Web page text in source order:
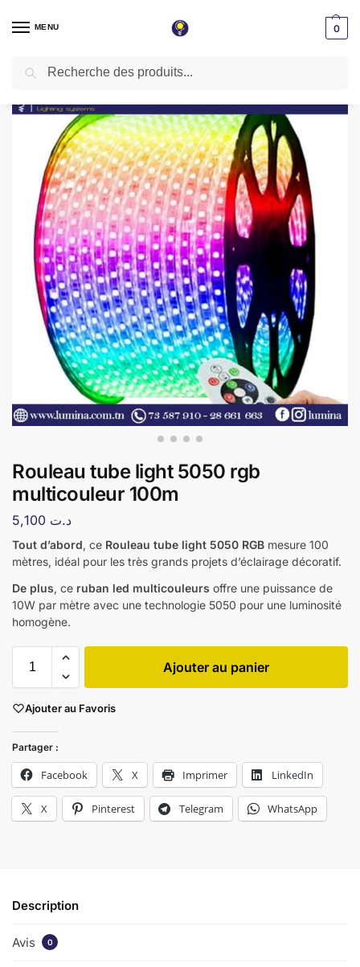
MENU 0
Accueil / Tube light & Guirlande / Rouleau tube light 5050 rgb multicouleur 100m
Rouleau tube light 5050 rgb
multicouleur 100m
د.ت
Tout d’abord, ce Rouleau tube light 5050 RGB mesure 100
mètres, idéal pour les très grands projets d’éclairage décoratif.
De plus, ce ruban led multicouleurs offre une puissance de
10W par mètre avec une technologie 5050 pour une luminosité
homogène.
Ajouter au panier
Ajouter au Favoris
Partager :
Facebook X Imprimer LinkedIn
X Pinterest Telegram WhatsApp
Description
Avis 0